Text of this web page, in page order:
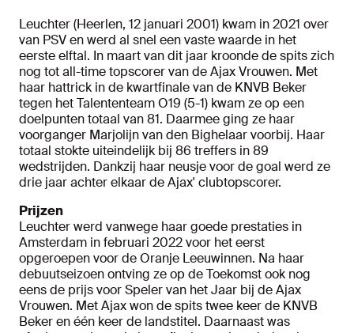
Leuchter (Heerlen, 12 januari 2001) kwam in 2021 over
van PSV en werd al snel een vaste waarde in het
eerste elftal. In maart van dit jaar kroonde de spits zich
nog tot all-time topscorer van de Ajax Vrouwen. Met
haar hattrick in de kwartfinale van de KNVB Beker
tegen het Talententeam O19 (5-1) kwam ze op een
doelpunten totaal van 81. Daarmee ging ze haar
voorganger Marjolijn van den Bighelaar voorbij. Haar
totaal stokte uiteindelijk bij 86 treffers in 89
wedstrijden. Dankzij haar neusje voor de goal werd ze
drie jaar achter elkaar de Ajax' clubtopscorer.
Prijzen
Leuchter werd vanwege haar goede prestaties in
Amsterdam in februari 2022 voor het eerst
opgeroepen voor de Oranje Leeuwinnen. Na haar
debuutseizoen ontving ze op de Toekomst ook nog
eens de prijs voor Speler van het Jaar bij de Ajax
Vrouwen. Met Ajax won de spits twee keer de KNVB
Beker en één keer de landstitel. Daarnaast was